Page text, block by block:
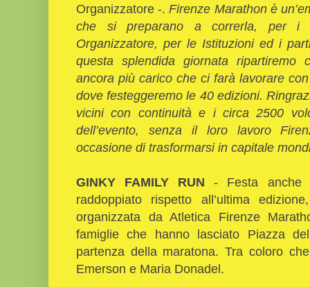
Organizzatore -.Firenze Marathon è
che si preparano a correrla, per i
Organizzatore, per le Istituzioni ed i
questa splendida giornata ripartiremo
ancora più carico che ci farà lavorare
dove festeggeremo le 40 edizioni.
vicini con continuità e i circa 2500
dell’evento, senza il loro lavoro
occasione di trasformarsi in capitale
GINKY FAMILY RUN - Festa anche
raddoppiato rispetto all’ultima
organizzata da Atletica Firenze
famiglie che hanno lasciato Piazza
partenza della maratona. Tra coloro
Emerson e Maria Donadel.